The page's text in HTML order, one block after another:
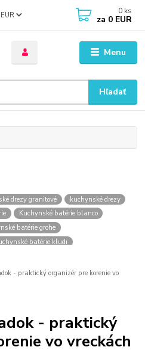
Menu
EUR
Hľadať
0 ks
za 0 EUR
drezy granitové
kuchynské drezy
Kuchynské batérie blanco
batérie grohe
batérie kludi
batérie
vodovodné batérie
sprchové batérie
batérie do steny
- praktický organizér pre korenie vo
- praktický
vo vreckách